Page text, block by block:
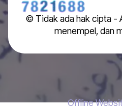
© Tidak ada hak cipta -
menempel, dan
Offline